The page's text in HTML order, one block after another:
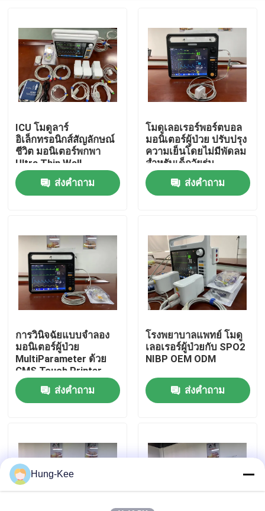
บ้าน
วิดีโอ
แสดง VR
ทัวร์โรงงาน
ควบคุมคุณภาพ
ข่าว
ICU โมดูลาร์
อิเล็กทรอนิกส์สัญลักษณ์
ชีวิต มอนิเตอร์พกพา
Ultra Thin Wall
Mounted Style
ส่งคำถาม
โมดูเลอเรอร์พอร์ตบอล
มอนิเตอร์ผู้ป่วย ปรับปรุง
ความเย็นโดยไม่มีพัดลม
สําหรับเด็กวัยรุ่น
ส่งคำถาม
การวินิจฉัยแบบจําลอง
มอนิเตอร์ผู้ป่วย
MultiParameter ด้วย
CMS Touch Printer
ส่งคำถาม
โรงพยาบาลแพทย์ โมดู
เลอเรอร์ผู้ป่วยกับ SPO2
NIBP OEM ODM
ส่งคำถาม
Hung-Kee